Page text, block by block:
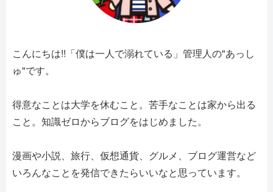
こんにちは!!「僕は一人で溺れている」管理人の"あっし
ゅ"です。
得意なことは大学を休むこと。苦手なことは家から出る
こと。知識ゼロからブログをはじめました。
漫画や小説、旅行、仮想通貨、グルメ、ブログ運営など
いろんなことを発信できたらいいなと思っています。